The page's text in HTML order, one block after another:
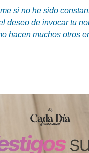
si no he sido
deseo de invocar tu
hacen muchos otros